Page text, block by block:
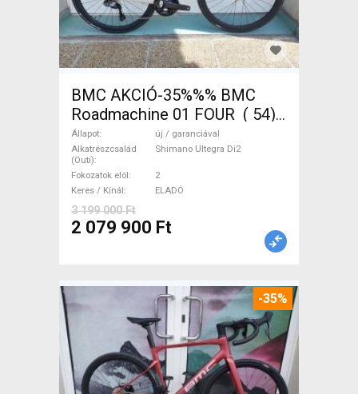
BMC AKCIÓ-35%%% BMC
Roadmachine 01 FOUR ( 54)
Országúti, Triatlon Shimano
Ultegra Di2 tárcsafék új /
garanciával ELADÓ
Állapot
új / garanciával
Alkatrészcsalád
(Outi)
Shimano Ultegra Di2
Fokozatok elöl
2
Keres / Kínál
ELADÓ
3 199 000 Ft
2 079 900 Ft
-35%